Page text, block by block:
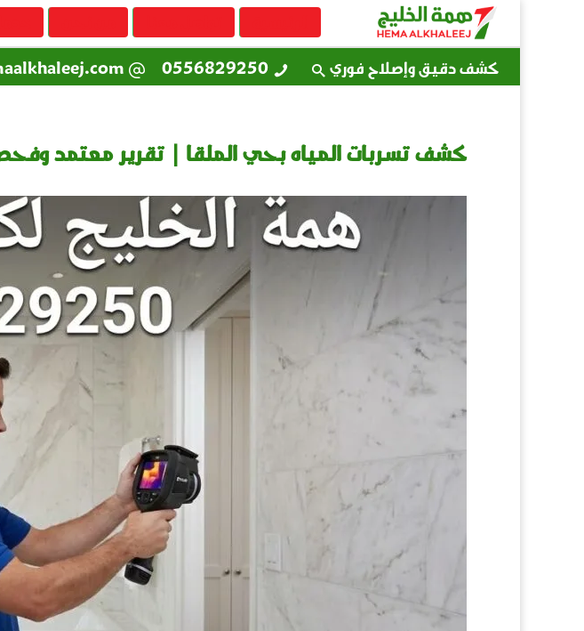
كشف دقيق وإصلاح فوري
0556829250
كشف تسربات المياه بحي الملقا | تقرير معتمد وفحص بـ 150